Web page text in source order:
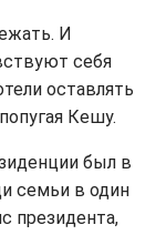
И
себя
оставлять
Кешу.
был в
семьи в один
президента,